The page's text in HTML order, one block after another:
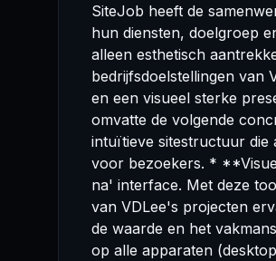
SiteJob heeft de
hun diensten, doelgroep
alleen esthetisch
bedrijfsdoelstellingen van
en een visueel sterke
omvatte de volgende
intuïtieve sitestructuur die
voor bezoekers. *
na' interface. Met deze
van VDLee's projecten
de waarde en het
op alle apparaten